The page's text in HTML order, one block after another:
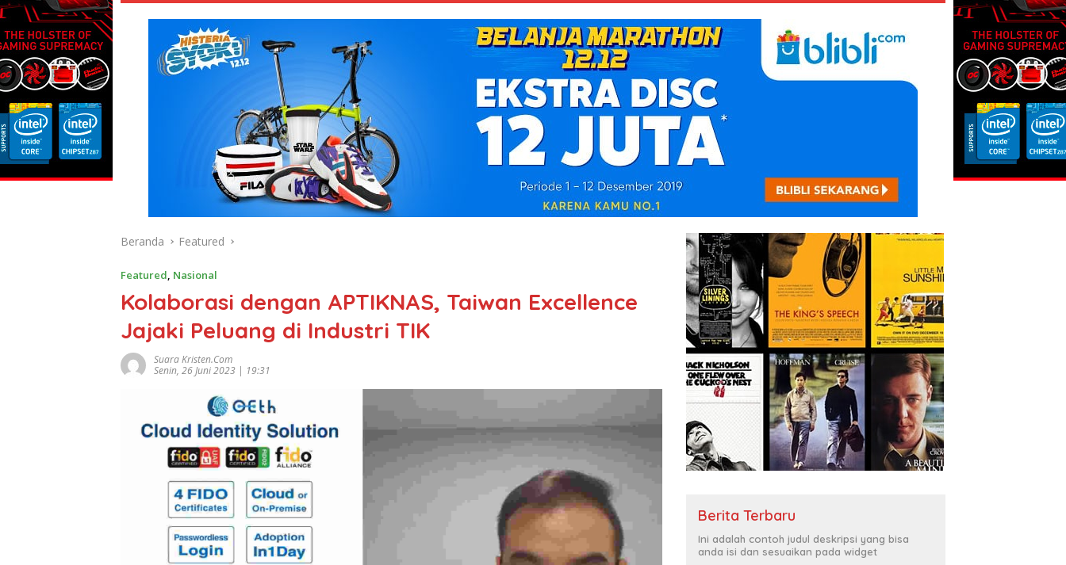
Beranda Featured
Featured, Nasional
Kolaborasi dengan APTIKNAS, Taiwan Excellence
Jajaki Peluang di Industri TIK
Suara Kristen.com
Senin, 26 Juni 2023 | 19:31
Berita Terbaru
Ini adalah contoh judul deskripsi yang bisa
anda isi dan sesuaikan pada widget